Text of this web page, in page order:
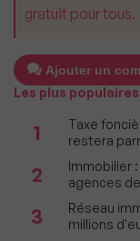
gratuit pour tous.
Ajouter un
Les plus populaires
1
Taxe
restera
2
Immobilier
agences
3
Réseau
millions